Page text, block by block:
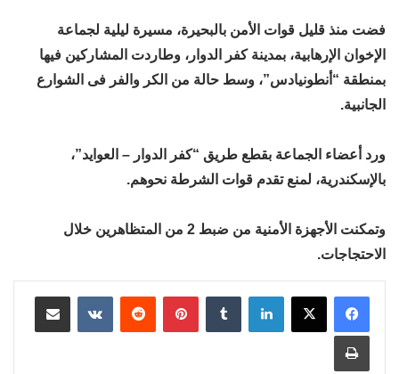
فضت منذ قليل قوات الأمن بالبحيرة، مسيرة ليلية لجماعة
الإخوان الإرهابية، بمدينة كفر الدوار، وطاردت المشاركين فيها
بمنطقة “أنطونيادس”، وسط حالة من الكر والفر فى الشوارع
الجانبية.
ورد أعضاء الجماعة بقطع طريق “كفر الدوار – العوايد”،
بالإسكندرية، لمنع تقدم قوات الشرطة نحوهم.
وتمكنت الأجهزة الأمنية من ضبط 2 من المتظاهرين خلال
الاحتجاجات.
لينكدإن بينتيريست
مشاركة عبر البريد
طباعة